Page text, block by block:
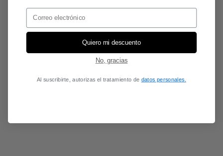
Email
Quiero mi descuento
No, gracias
Al suscribirte, autorizas el tratamiento de datos personales.